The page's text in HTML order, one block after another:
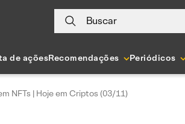
Buscar
de açõesRecomendações Periódicos
NFTs | Hoje em Criptos (03/11)